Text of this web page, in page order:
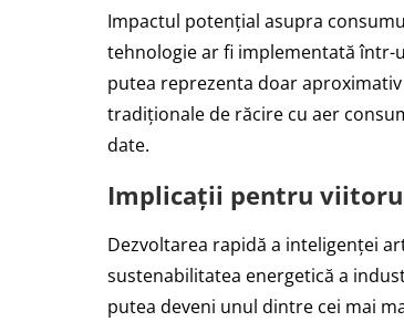
Impactul potențial asupra
tehnologie ar fi implementată într-
putea reprezenta doar
tradiționale de răcire cu aer
date.
Implicații pentru
Dezvoltarea rapidă a inteligenței
sustenabilitatea energetică a
putea deveni unul dintre cei mai